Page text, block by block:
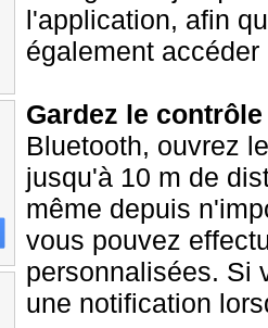
l'application, afin
également
Gardez le
Bluetooth, ouvrez
jusqu'à 10 m de
même depuis
vous pouvez
personnalisées. Si
une notification